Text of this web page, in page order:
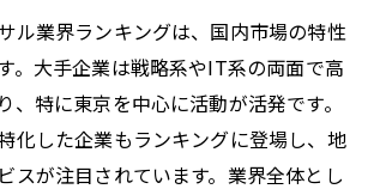
ル業界ランキングは、国内市場の特性
。大手企業は戦略系やIT系の両面で高
、特に東京を中心に活動が活発です。
化した企業もランキングに登場し、地
スが注目されています。業界全体とし